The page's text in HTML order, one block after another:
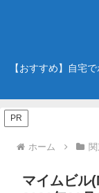
【おすすめ】自宅
PR
ホーム
マイムビル